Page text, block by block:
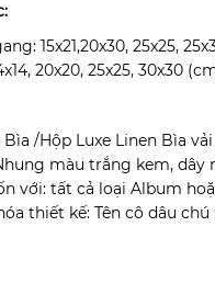
15x21,20x30, 25x25,
20x20, 25x25, 30x30
Bìa /Hộp Luxe Linen Bìa
màu trắng kem, dây
với: tất cả loại Album
hóa thiết kế: Tên cô dâu